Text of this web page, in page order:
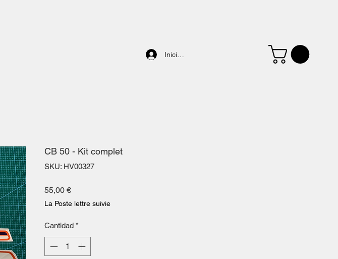
Iniciar sesión
CB 50 - Kit complet
SKU: HV00327
55,00 €Precio
La Poste lettre suivie
Cantidad *